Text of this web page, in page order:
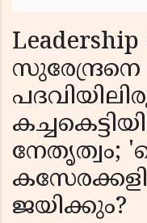
നേതൃത്വം;
ജയിക്കും?